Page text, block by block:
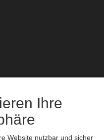
Ihre
Website nutzbar und sicher